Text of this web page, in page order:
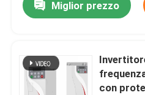
Miglior prezzo
con